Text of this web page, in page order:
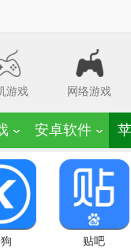
游戏 网络游戏
安卓软件
贴吧